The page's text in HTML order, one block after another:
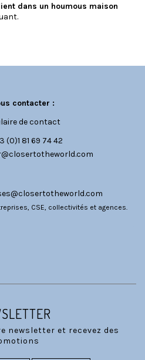
dans un houmous maison
contacter :
de contact
(0)1 81 69 74 42
CSE, collectivités et agences.
newsletter et recevez des